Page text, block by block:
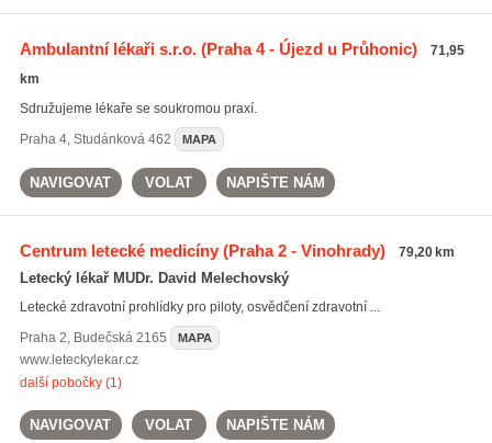
Ambulantní lékaři s.r.o.(Praha 4 - Újezd u Průhonic)
71,95
km
Sdružujeme lékaře se soukromou praxí.
Praha 4, Studánková 462 MAPA
NAVIGOVAT VOLAT NAPIŠTE NÁM
Centrum letecké medicíny(Praha 2 - Vinohrady) 79,20 km
Letecký lékař MUDr. David Melechovský
Letecké zdravotní prohlídky pro piloty, osvědčení zdravotní ...
Praha 2, Budečská 2165 MAPA
www.leteckylekar.cz
další pobočky (1)
NAVIGOVAT VOLAT NAPIŠTE NÁM